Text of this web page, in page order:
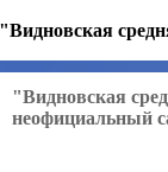
"Видновская
"Видновская
неофициальный